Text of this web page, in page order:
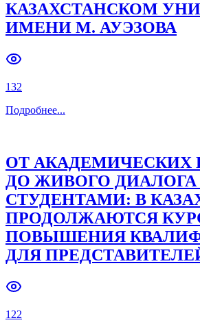
КАЗАХСТАНСКОМ
ИМЕНИ М. АУЭЗОВА
132
Подробнее...
ОТ АКАДЕМИЧЕСКИХ
ДО ЖИВОГО ДИАЛОГА
СТУДЕНТАМИ: В
ПРОДОЛЖАЮТСЯ
ПОВЫШЕНИЯ
ДЛЯ
122